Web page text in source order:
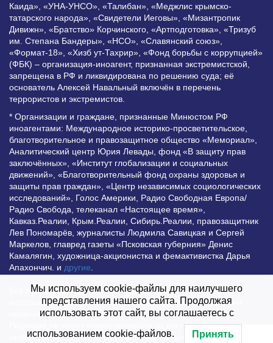
Каида», «УНА-УНСО», «Талибан», «Меджлис крымско-
татарского народа», «Свидетели Иеговы», «Мизантропик
Дивижн», «Братство» Корчинского, «Артподготовка», «Тризуб
им. Степана Бандеры», «НСО», «Славянский союз»,
«Формат-18», «Хизб ут-Тахрир», «Фонд борьбы с коррупцией»
(ФБК) – организация-иноагент, признанная экстремистской,
запрещена в РФ и ликвидирована по решению суда; её
основатель Алексей Навальный включён в перечень
террористов и экстремистов.
* Организации и граждане, признанные Минюстом РФ
иноагентами: Международное историко-просветительское,
благотворительное и правозащитное общество «Мемориал»,
Аналитический центр Юрия Левады, фонд «В защиту прав
заключённых», «Институт глобализации и социальных
движений», «Благотворительный фонд охраны здоровья и
защиты прав граждан», «Центр независимых социологических
исследований», Голос Америки, Радио Свободная Европа/
Радио Свобода, телеканал «Настоящее время»,
Кавказ.Реалии, Крым.Реалии, Сибирь.Реалии, правозащитник
Лев Пономарёв, журналисты Людмила Савицкая и Сергей
Маркелов, главред газеты «Псковская губерния» Денис
Камалягин, художница-акционистка и фемактивистка Дарья
Апахончич. и другие
Все права защищены и охраняются законом. Любое
использование материалов сайта допустимо при условии
наличия активной гиперссылки на Vesti.UZ.
Редакция не несет ответственности за достоверность
информации, опубликованной в рекламных объявлениях.
Мы используем cookie-файлы для наилучшего
представления нашего сайта. Продолжая
использовать этот сайт, вы соглашаетесь с
использованием cookie-файлов. Принять